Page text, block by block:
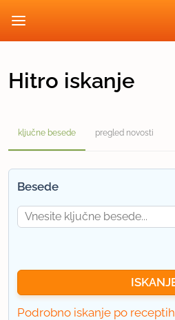
Hitro iskanje
ključne besede pregled novosti
Besede
Podrobno iskanje po receptih